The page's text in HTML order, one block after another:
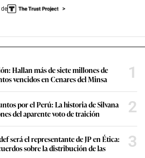
Hallan más de siete millones de
vencidos en Cenares del Minsa
1
por el Perú: La historia de Silvana
del aparente voto de traición
2
será el representante de JP en Ética:
sobre la distribución de las
3